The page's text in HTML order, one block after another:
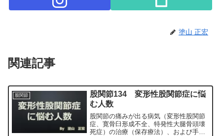
塗山 正宏
関連記事
股関節
股関節134 変形性股関節症に悩
む人数
股関節の痛みが出る病気（変形性股関節
症、寛骨臼形成不全、特発性大腿骨頭壊
死症）の治療（保存療法）、および手術